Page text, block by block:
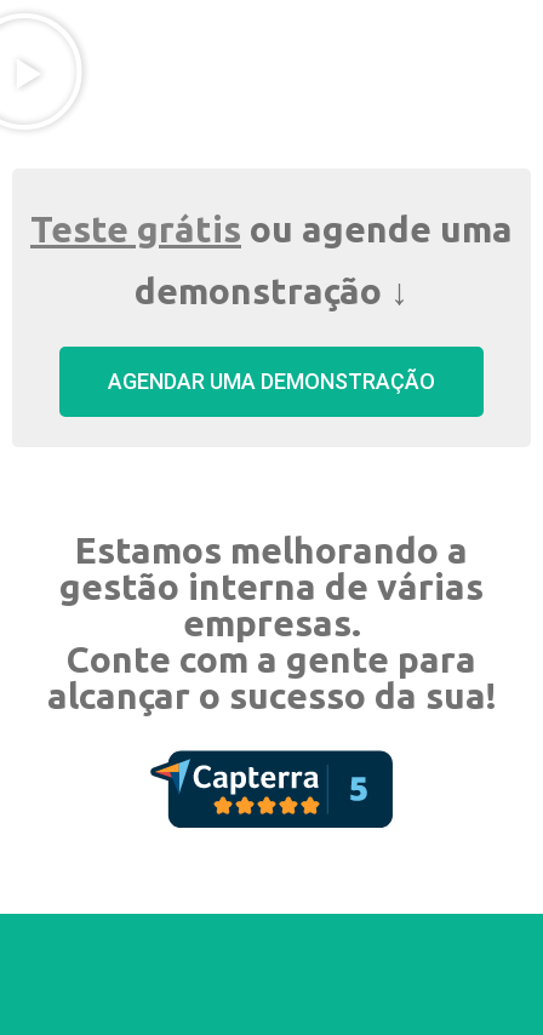
Teste grátis ou agende uma
demonstração ↓​
AGENDAR UMA DEMONSTRAÇÃO
Estamos melhorando a
gestão interna de várias
empresas.
Conte com a gente para
alcançar o sucesso da sua!